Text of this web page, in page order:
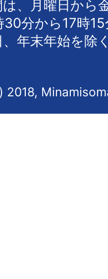
、月曜日から
30分から17時
、年末年始を除
2018,